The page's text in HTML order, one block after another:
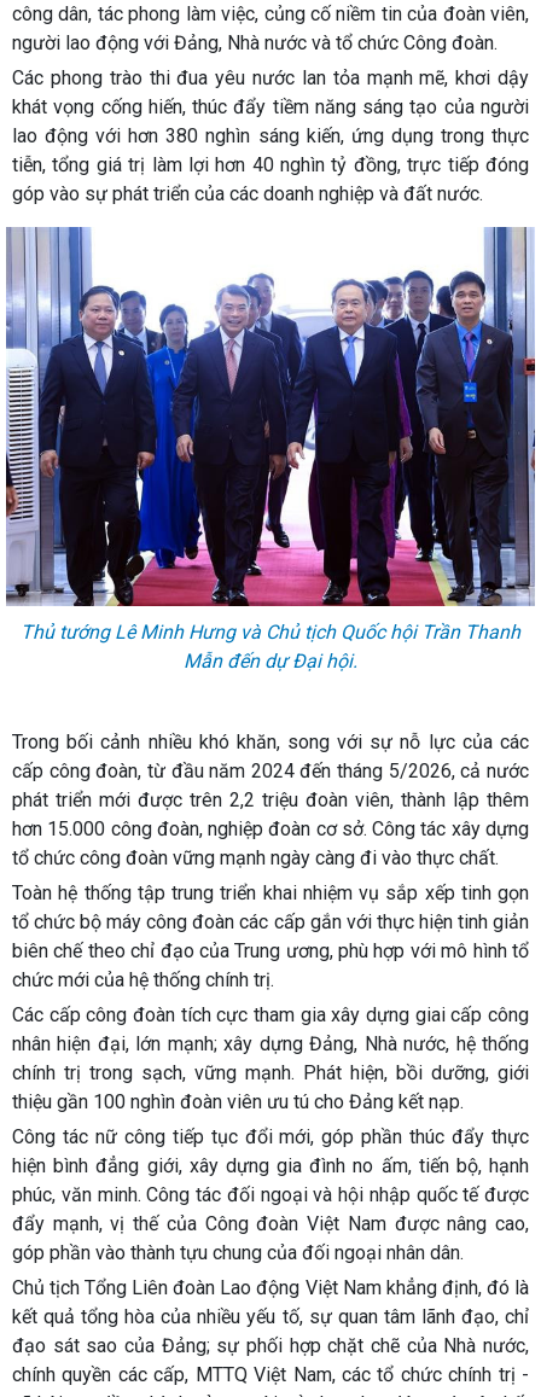
công dân, tác phong làm việc, củng cố niềm tin của đoàn viên,
người lao động với Đảng, Nhà nước và tổ chức Công đoàn.
Các phong trào thi đua yêu nước lan tỏa mạnh mẽ, khơi dậy
khát vọng cống hiến, thúc đẩy tiềm năng sáng tạo của người
lao động với hơn 380 nghìn sáng kiến, ứng dụng trong thực
tiễn, tổng giá trị làm lợi hơn 40 nghìn tỷ đồng, trực tiếp đóng
góp vào sự phát triển của các doanh nghiệp và đất nước.
Thủ tướng Lê Minh Hưng và Chủ tịch Quốc hội Trần Thanh
Mẫn đến dự Đại hội.
Trong bối cảnh nhiều khó khăn, song với sự nỗ lực của các
cấp công đoàn, từ đầu năm 2024 đến tháng 5/2026, cả nước
phát triển mới được trên 2,2 triệu đoàn viên, thành lập thêm
hơn 15.000 công đoàn, nghiệp đoàn cơ sở. Công tác xây dựng
tổ chức công đoàn vững mạnh ngày càng đi vào thực chất.
Toàn hệ thống tập trung triển khai nhiệm vụ sắp xếp tinh gọn
tổ chức bộ máy công đoàn các cấp gắn với thực hiện tinh giản
biên chế theo chỉ đạo của Trung ương, phù hợp với mô hình tổ
chức mới của hệ thống chính trị.
Các cấp công đoàn tích cực tham gia xây dựng giai cấp công
nhân hiện đại, lớn mạnh; xây dựng Đảng, Nhà nước, hệ thống
chính trị trong sạch, vững mạnh. Phát hiện, bồi dưỡng, giới
thiệu gần 100 nghìn đoàn viên ưu tú cho Đảng kết nạp.
Công tác nữ công tiếp tục đổi mới, góp phần thúc đẩy thực
hiện bình đẳng giới, xây dựng gia đình no ấm, tiến bộ, hạnh
phúc, văn minh. Công tác đối ngoại và hội nhập quốc tế được
đẩy mạnh, vị thế của Công đoàn Việt Nam được nâng cao,
góp phần vào thành tựu chung của đối ngoại nhân dân.
Chủ tịch Tổng Liên đoàn Lao động Việt Nam khẳng định, đó là
kết quả tổng hòa của nhiều yếu tố, sự quan tâm lãnh đạo, chỉ
đạo sát sao của Đảng; sự phối hợp chặt chẽ của Nhà nước,
chính quyền các cấp, MTTQ Việt Nam, các tổ chức chính trị -